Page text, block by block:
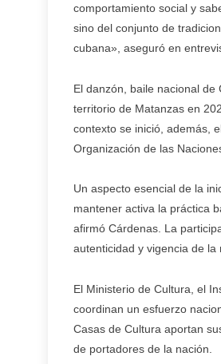
comportamiento social y
sino del conjunto de
cubana», aseguró en
El danzón, baile nacional
territorio de Matanzas en
contexto se inició, además,
Organización de las
Un aspecto esencial de la
mantener activa la práctica
afirmó Cárdenas. La
autenticidad y vigencia de la
El Ministerio de Cultura, el
coordinan un esfuerzo
Casas de Cultura aportan
de portadores de la nación.